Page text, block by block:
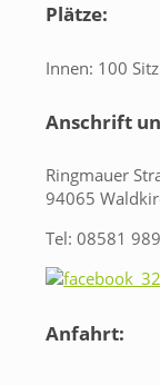
Plätze:
Innen: 100
Anschrift
Ringmauer
94065
Tel: 08581
Anfahrt: